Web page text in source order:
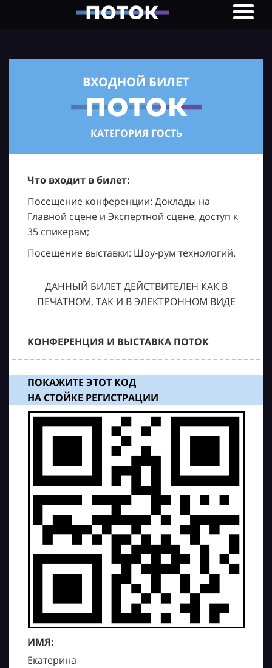
ВХОДНОЙ БИЛЕТ
КАТЕГОРИЯ ГОСТЬ
Что входит в билет:
Посещение конференции: Доклады на
Главной сцене и Экспертной сцене, доступ к
35 спикерам;
Посещение выставки: Шоу-рум технологий.
ДАННЫЙ БИЛЕТ ДЕЙСТВИТЕЛЕН КАК В
ПЕЧАТНОМ, ТАК И В ЭЛЕКТРОННОМ ВИДЕ
КОНФЕРЕНЦИЯ И ВЫСТАВКА ПОТОК
ПОКАЖИТЕ ЭТОТ КОД
НА СТОЙКЕ РЕГИСТРАЦИИ
ИМЯ:
Екатерина